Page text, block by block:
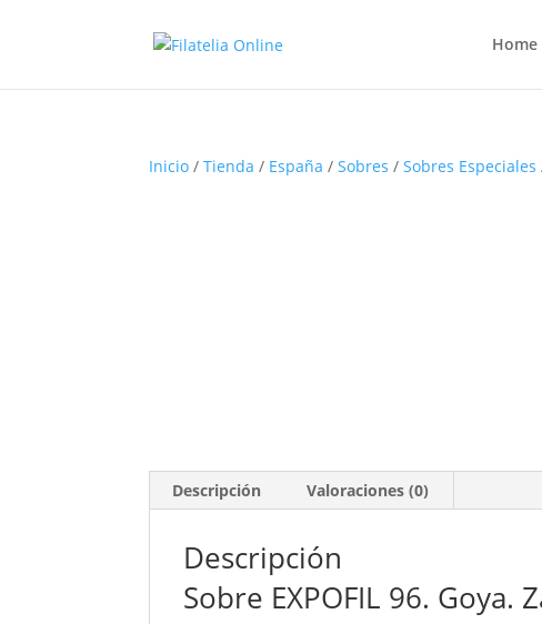
Home
Inicio /Tienda / España /Sobres /Sobres Especiales
Descripción Valoraciones (0)
Descripción
Sobre EXPOFIL 96. Goya.